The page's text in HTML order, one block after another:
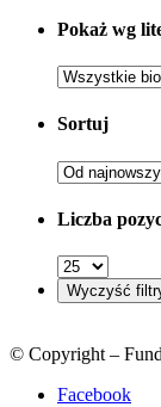
Pokaż wg
Sortuj
Liczba
© Copyright –
Facebook